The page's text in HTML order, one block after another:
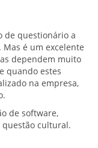
de questionário a
Mas é um excelente
dependem muito
quando estes
na empresa,
de software,
cultural.